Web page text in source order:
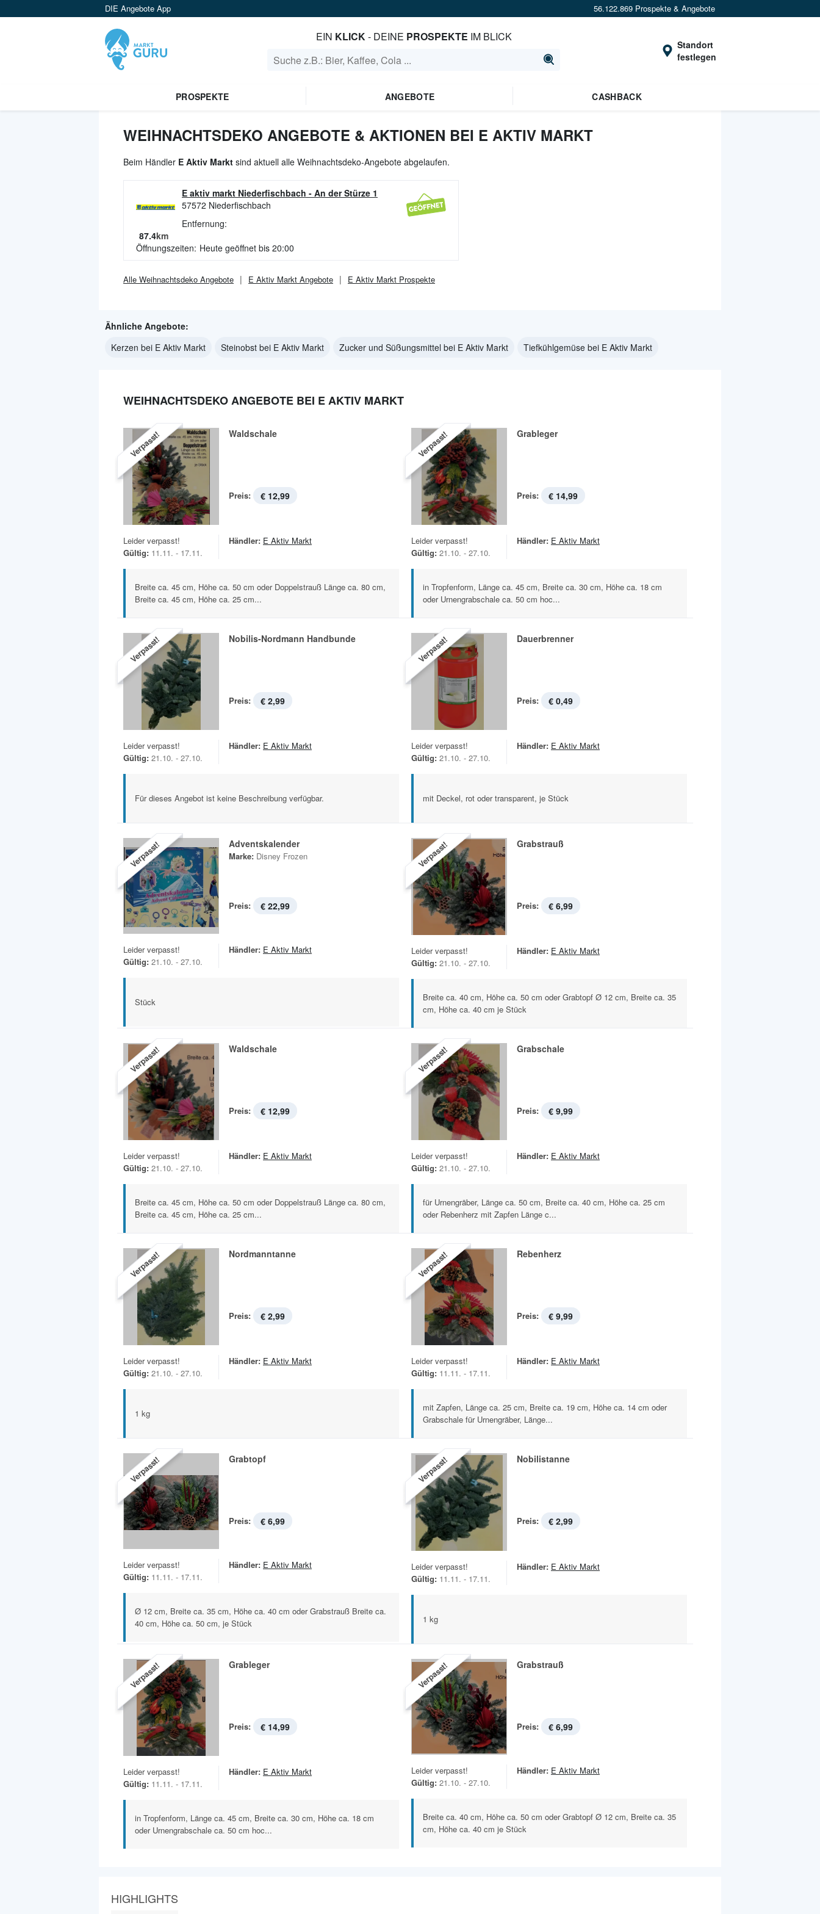
DIE Angebote App 56.122.869 Prospekte & Angebote
EIN KLICK- DEINE PROSPEKTE IM BLICK
Standort
festlegen
PROSPEKTE ANGEBOTE CASHBACK
WEIHNACHTSDEKO ANGEBOTE & AKTIONEN BEI E AKTIV MARKT
Beim Händler E Aktiv Markt sind aktuell alle Weihnachtsdeko-Angebote abgelaufen.
E aktiv markt Niederfischbach - An der Stürze 1
57572 Niederfischbach
Entfernung:
87.4km
Öffnungszeiten: Heute geöffnet bis 20:00
Alle Weihnachtsdeko Angebote E Aktiv Markt Angebote E Aktiv Markt Prospekte
Ähnliche Angebote:
Kerzen bei E Aktiv Markt
Steinobst bei E Aktiv Markt Zucker und Süßungsmittel bei E Aktiv Markt Tiefkühlgemüse bei E Aktiv Markt
WEIHNACHTSDEKO ANGEBOTE BEI E AKTIV MARKT
Verpasst! Waldschale
Preis: € 12,99
Leider verpasst!
Gültig: 11.11. - 17.11.
Händler: E Aktiv Markt
Breite ca. 45 cm, Höhe ca. 50 cm oder Doppelstrauß Länge ca. 80 cm,
Breite ca. 45 cm, Höhe ca. 25 cm...
Verpasst! Grableger
Preis: € 14,99
Leider verpasst!
Gültig: 21.10. - 27.10.
Händler: E Aktiv Markt
in Tropfenform, Länge ca. 45 cm, Breite ca. 30 cm, Höhe ca. 18 cm
oder Urnengrabschale ca. 50 cm hoc...
Verpasst! Nobilis-Nordmann Handbunde
Preis: € 2,99
Leider verpasst!
Gültig: 21.10. - 27.10.
Händler: E Aktiv Markt
Für dieses Angebot ist keine Beschreibung verfügbar.
Verpasst! Dauerbrenner
Preis: € 0,49
Leider verpasst!
Gültig: 21.10. - 27.10.
Händler: E Aktiv Markt
mit Deckel, rot oder transparent, je Stück
Verpasst! Adventskalender
Marke: Disney Frozen
Preis: € 22,99
Leider verpasst!
Gültig: 21.10. - 27.10.
Händler: E Aktiv Markt
Stück
Verpasst! Grabstrauß
Preis: € 6,99
Leider verpasst!
Gültig: 21.10. - 27.10.
Händler: E Aktiv Markt
Breite ca. 40 cm, Höhe ca. 50 cm oder Grabtopf Ø 12 cm, Breite ca. 35
cm, Höhe ca. 40 cm je Stück
Verpasst! Waldschale
Preis: € 12,99
Leider verpasst!
Gültig: 21.10. - 27.10.
Händler: E Aktiv Markt
Breite ca. 45 cm, Höhe ca. 50 cm oder Doppelstrauß Länge ca. 80 cm,
Breite ca. 45 cm, Höhe ca. 25 cm...
Verpasst! Grabschale
Preis: € 9,99
Leider verpasst!
Gültig: 21.10. - 27.10.
Händler: E Aktiv Markt
für Urnengräber, Länge ca. 50 cm, Breite ca. 40 cm, Höhe ca. 25 cm
oder Rebenherz mit Zapfen Länge c...
Verpasst! Nordmanntanne
Preis: € 2,99
Leider verpasst!
Gültig: 21.10. - 27.10.
Händler: E Aktiv Markt
1 kg
Verpasst! Rebenherz
Preis: € 9,99
Leider verpasst!
Gültig: 11.11. - 17.11.
Händler: E Aktiv Markt
mit Zapfen, Länge ca. 25 cm, Breite ca. 19 cm, Höhe ca. 14 cm oder
Grabschale für Urnengräber, Länge...
Verpasst! Grabtopf
Preis: € 6,99
Leider verpasst!
Gültig: 11.11. - 17.11.
Händler: E Aktiv Markt
Ø 12 cm, Breite ca. 35 cm, Höhe ca. 40 cm oder Grabstrauß Breite ca.
40 cm, Höhe ca. 50 cm, je Stück
Verpasst! Nobilistanne
Preis: € 2,99
Leider verpasst!
Gültig: 11.11. - 17.11.
Händler: E Aktiv Markt
1 kg
Verpasst! Grableger
Preis: € 14,99
Leider verpasst!
Gültig: 11.11. - 17.11.
Händler: E Aktiv Markt
in Tropfenform, Länge ca. 45 cm, Breite ca. 30 cm, Höhe ca. 18 cm
oder Urnengrabschale ca. 50 cm hoc...
Verpasst! Grabstrauß
Preis: € 6,99
Leider verpasst!
Gültig: 21.10. - 27.10.
Händler: E Aktiv Markt
Breite ca. 40 cm, Höhe ca. 50 cm oder Grabtopf Ø 12 cm, Breite ca. 35
cm, Höhe ca. 40 cm je Stück
HIGHLIGHTS